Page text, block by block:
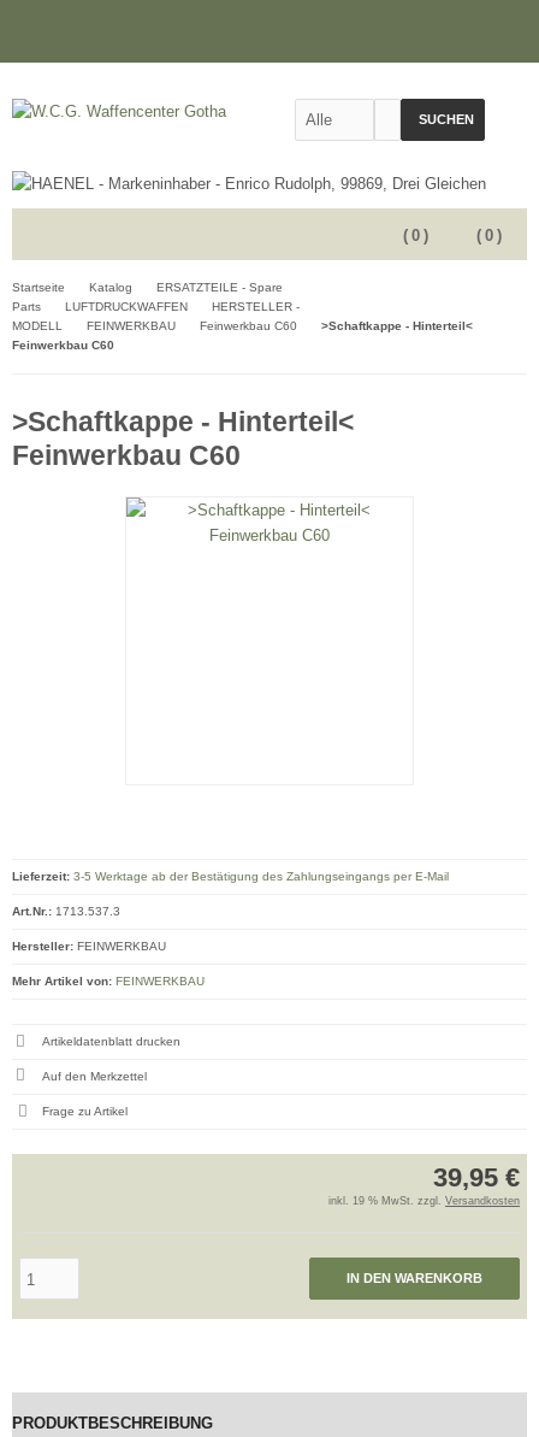
SUCHEN
( 0 )
( 0 )
Startseite Katalog
ERSATZTEILE - Spare
Parts
LUFTDRUCKWAFFEN
HERSTELLER -
MODELL
FEINWERKBAU Feinwerkbau C60
>Schaftkappe - Hinterteil<
Feinwerkbau C60
>Schaftkappe - Hinterteil<
Feinwerkbau C60
39,95 €
inkl. 19 % MwSt. zzgl. Versandkosten
IN DEN WARENKORB
Lieferzeit: 3-5 Werktage ab der Bestätigung des Zahlungseingangs per E-Mail
Art.Nr.: 1713.537.3
Hersteller: FEINWERKBAU
Mehr Artikel von: FEINWERKBAU
Artikeldatenblatt drucken
Frage zu Artikel
PRODUKTBESCHREIBUNG